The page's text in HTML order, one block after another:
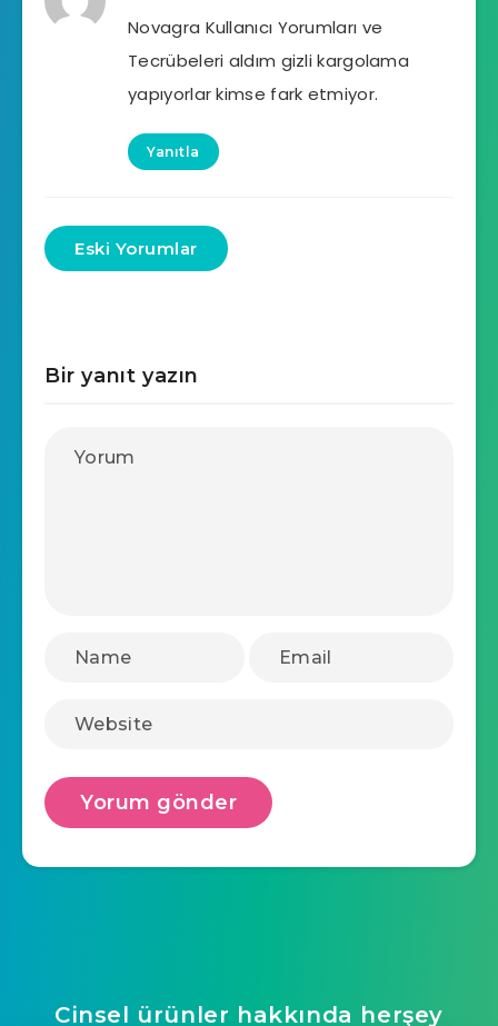
Novagra Kullanıcı Yorumları ve
Tecrübeleri aldım gizli kargolama
yapıyorlar kimse fark etmiyor.
Yanıtla
Eski Yorumlar
Bir yanıt yazın
Cinsel ürünler hakkında herşey